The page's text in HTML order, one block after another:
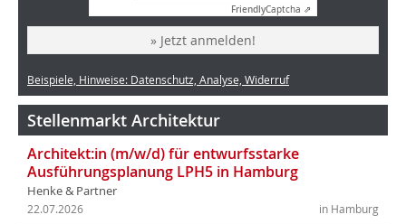
FriendlyCaptcha ⇗
» Jetzt anmelden!
Beispiele, Hinweise: Datenschutz, Analyse, Widerruf
Stellenmarkt Architektur
Architekt:in (m/w/d) für entwurfsstarke
Ausführungsplanung LPH5 in Hamburg
Henke & Partner
in Hamburg
22.07.2026